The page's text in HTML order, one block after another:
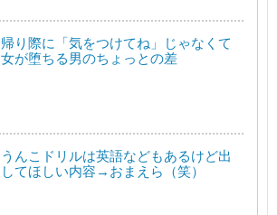
帰り際に「気をつけてね」じゃなくて
女が堕ちる男のちょっとの差
うんこドリルは英語などもあるけど出
してほしい内容→おまえら（笑）